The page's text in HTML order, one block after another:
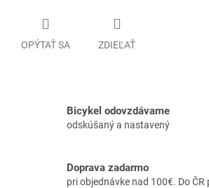
OPÝTAŤ SA ZDIEĽAŤ
Bicykel odovzdávame
odskúšaný a nastavený
Doprava zadarmo
pri objednávke nad 100€. Do ČR